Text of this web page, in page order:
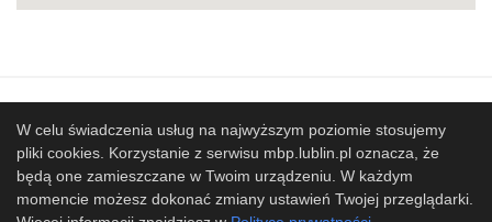
Współpracujemy
© 2017 Miejska Biblioteka Publiczna im. Hieronima
W celu świadczenia usług na najwyższym poziomie stosujemy
pliki cookies. Korzystanie z serwisu mbp.lublin.pl oznacza, że
będą one zamieszczane w Twoim urządzeniu. W każdym
momencie możesz dokonać zmiany ustawień Twojej przeglądarki.